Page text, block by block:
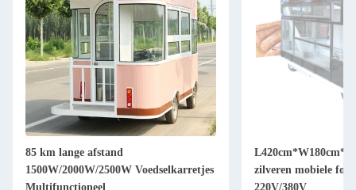
85 km lange afstand
1500W/2000W/2500W Voedselkarretjes
Multifunctioneel
zilveren mobiele
220V/380V